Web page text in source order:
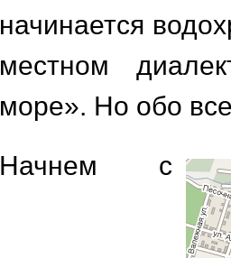
начинается
местном
море». Но обо
Начнем с